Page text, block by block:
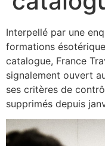
Interpellé par une
formations
catalogue, France
signalement ouvert
ses critères de
supprimés depuis